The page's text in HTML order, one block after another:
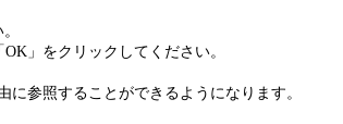
」をクリックしてください。
に参照することができるようになります。